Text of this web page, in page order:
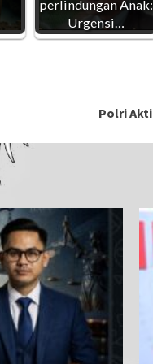
perlindungan Anak:
Urgensi…
Polri